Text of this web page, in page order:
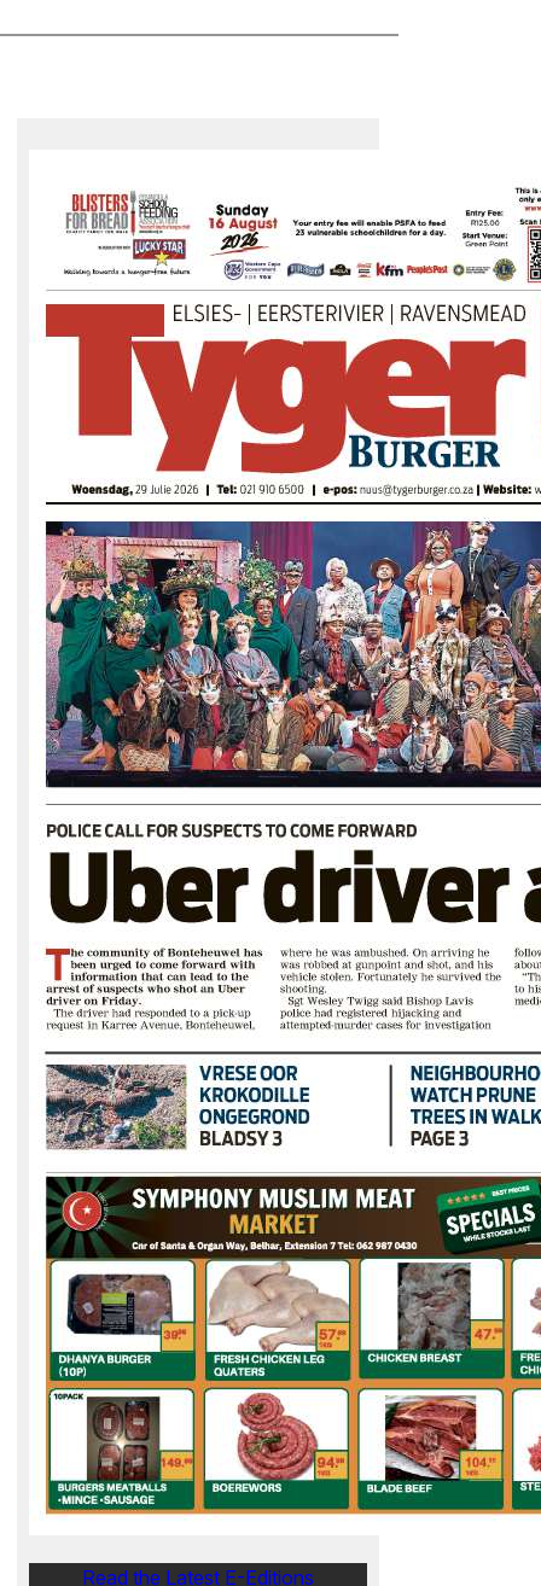
Read the Latest E-Editions